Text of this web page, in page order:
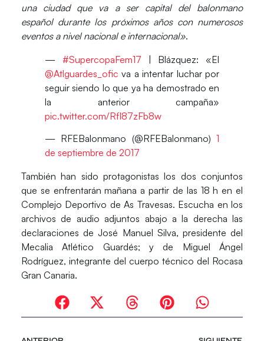
una ciudad que va a ser capital del balonmano
español durante los próximos años con numerosos
eventos a nivel nacional e internacional».
— #SupercopaFem17 | Blázquez: «El
@Atlguardes_ofic va a intentar luchar por
seguir siendo lo que ya ha demostrado en
la anterior campaña»
pic.twitter.com/RfI87zFb8w
— RFEBalonmano (@RFEBalonmano)1
de septiembre de 2017
También han sido protagonistas los dos conjuntos
que se enfrentarán mañana a partir de las 18 h en el
Complejo Deportivo de As Travesas. Escucha en los
archivos de audio adjuntos abajo a la derecha las
declaraciones deJosé Manuel Silva, presidente del
Mecalia Atlético Guardés; y de Miguel Ángel
Rodríguez, integrante del cuerpo técnico del Rocasa
Gran Canaria.